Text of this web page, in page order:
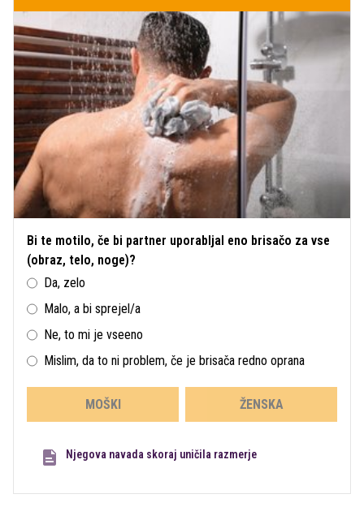
Bi te motilo, če bi partner uporabljal eno brisačo za vse
(obraz, telo, noge)?
Da, zelo
Malo, a bi sprejel/a
Ne, to mi je vseeno
Mislim, da to ni problem, če je brisača redno oprana
MOŠKI ŽENSKA
Njegova navada skoraj uničila razmerje